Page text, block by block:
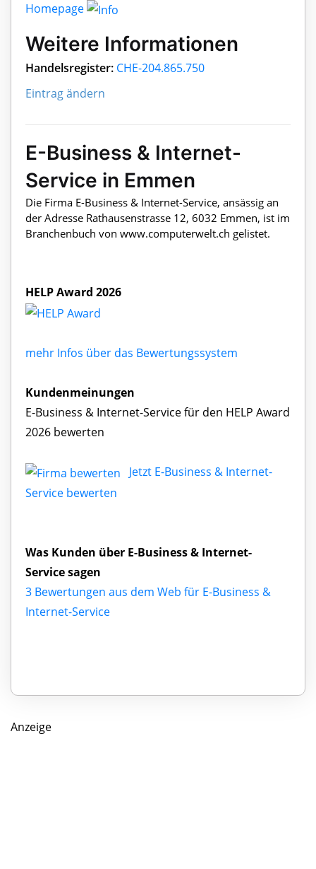
Homepage
Weitere Informationen
Handelsregister: CHE-204.865.750
Eintrag ändern
E-Business & Internet-
Service in Emmen
Die Firma E-Business & Internet-Service, ansässig an
der Adresse Rathausenstrasse 12, 6032 Emmen, ist im
Branchenbuch von www.computerwelt.ch gelistet.
HELP Award 2026
mehr Infos über das Bewertungssystem
Kundenmeinungen
E-Business & Internet-Service für den HELP Award
2026 bewerten
Jetzt E-Business & Internet-
Service bewerten
Was Kunden über E-Business & Internet-
Service sagen
3 Bewertungen aus dem Web für E-Business &
Internet-Service
Anzeige